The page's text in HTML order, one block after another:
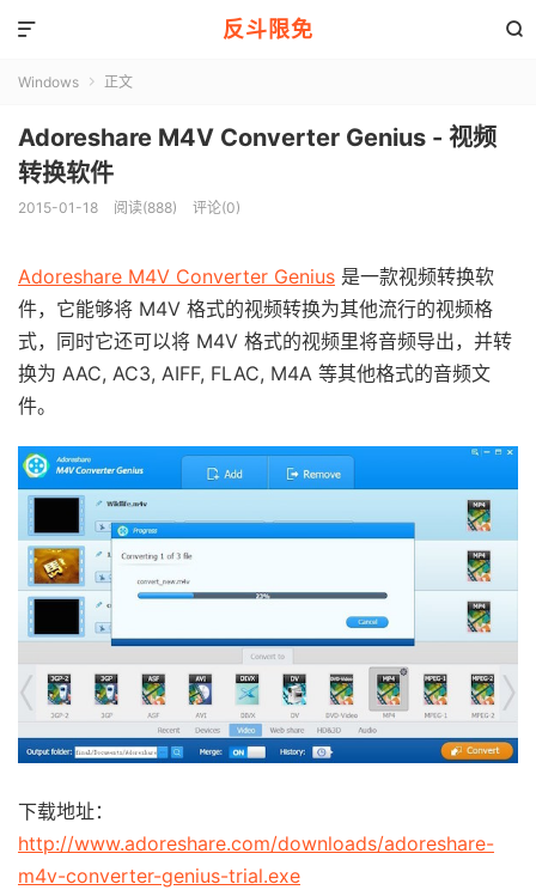
反斗限免 

Windows  正文
Adoreshare M4V Converter Genius - 视频
转换软件
2015-01-18 阅读(888) 评论(0)
Adoreshare M4V Converter Genius 是一款视频转换软
件，它能够将 M4V 格式的视频转换为其他流行的视频格
式，同时它还可以将 M4V 格式的视频里将音频导出，并转
换为 AAC, AC3, AIFF, FLAC, M4A 等其他格式的音频文
件。
下载地址：
http://www.adoreshare.com/downloads/adoreshare-
m4v-converter-genius-trial.exe